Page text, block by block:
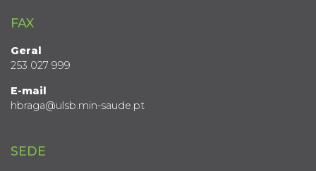
FAX
Geral
253 027 999
E-mail
hbraga@ulsb.min-saude.pt
SEDE